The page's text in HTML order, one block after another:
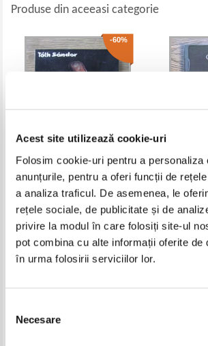
Acest site utilizează cookie-uri
Folosim cookie-uri pentru a personaliza
anunțurile, pentru a oferi funcții de
a analiza traficul. De asemenea, le
rețele sociale, de publicitate și de
privire la modul în care folosiți site-ul
pot combina cu alte informații oferite de
în urma folosirii serviciilor lor.
consimțământului
Necesare
Produse din aceeasi categorie
-60%
Romania?
Pret:14,00Lei 5,60 Lei
Adaugă în coș
Pret: